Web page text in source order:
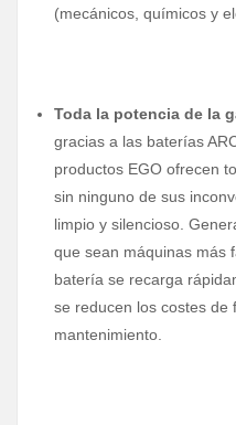
(mecánicos, químicos y
Toda la potencia de la
gracias a las baterías
productos EGO ofrecen
sin ninguno de sus
limpio y silencioso.
que sean máquinas más
batería se recarga
se reducen los costes de
mantenimiento.